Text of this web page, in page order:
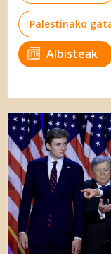
Palestinako
Albisteak